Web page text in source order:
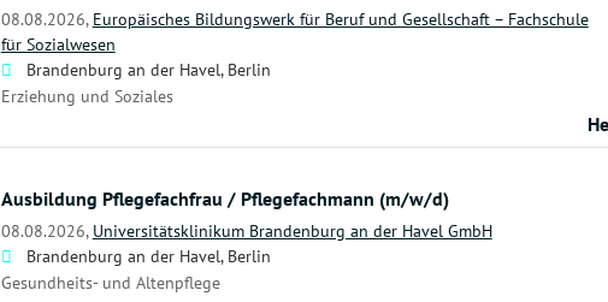
08.08.2026, Europäisches Bildungswerk für Beruf und Gesellschaft – Fachschule
für Sozialwesen
Brandenburg an der Havel, Berlin
Erziehung und Soziales
Ausbildung Pflegefachfrau / Pflegefachmann (m/w/d)
08.08.2026, Universitätsklinikum Brandenburg an der Havel GmbH
Brandenburg an der Havel, Berlin
Gesundheits- und Altenpflege